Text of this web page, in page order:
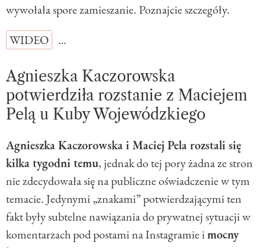
wywołała spore zamieszanie. Poznajcie szczegóły.
WIDEO
…
Agnieszka Kaczorowska
potwierdziła rozstanie z Maciejem
Pelą u Kuby Wojewódzkiego
Agnieszka Kaczorowska i Maciej Pela rozstali się
kilka tygodni temu, jednak do tej pory żadna ze stron
nie zdecydowała się na publiczne oświadczenie w tym
temacie. Jedynymi „znakami” potwierdzającymi ten
fakt były subtelne nawiązania do prywatnej sytuacji w
komentarzach pod postami na Instagramie imocny